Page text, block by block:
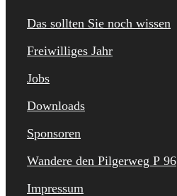
Das sollten Sie noch wissen
Freiwilliges Jahr
Jobs
Downloads
Sponsoren
Wandere den Pilgerweg P 96
Impressum